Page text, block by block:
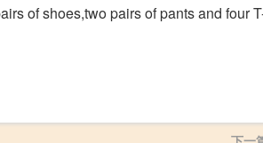
of shoes,two pairs of pants and four